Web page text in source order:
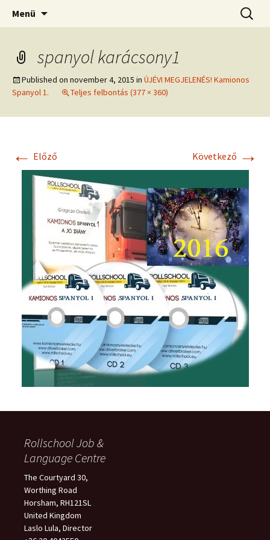
Kamionos Nyelvleckék
Kamionos Szakmai Nyelvleckék
Menü
spanyol karácsony1
Published on november 4, 2015 in ÚJÉVI MEGJELENÉS! Kamionos
Spanyol 1.
Teljes felbontás (377 × 360)
← Előző Következő →
Rollschool Job &
Language Centre
The Courtyard 30,
Worthing Road
Horsham, RH121SL
United Kingdom
Laslo Lula, Director